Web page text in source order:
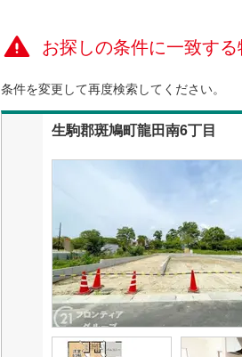
お探しの条件に一致す
条件を変更して再度検索してください。
生駒郡斑鳩町龍田南6丁目
四国 徳島
九州・沖縄 福岡
0 件
東牟婁郡
0 件
0 件
0 件
0 件
（0 ）
構造・規模
耐震、免
（0）
長期優
立地
最寄りの
間取り、居
0 件